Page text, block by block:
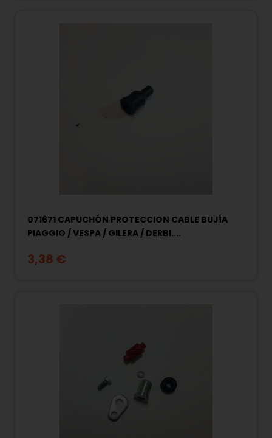
071671 CAPUCHÓN PROTECCION CABLE BUJÍA
PIAGGIO / VESPA / GILERA / DERBI....
3,38 €